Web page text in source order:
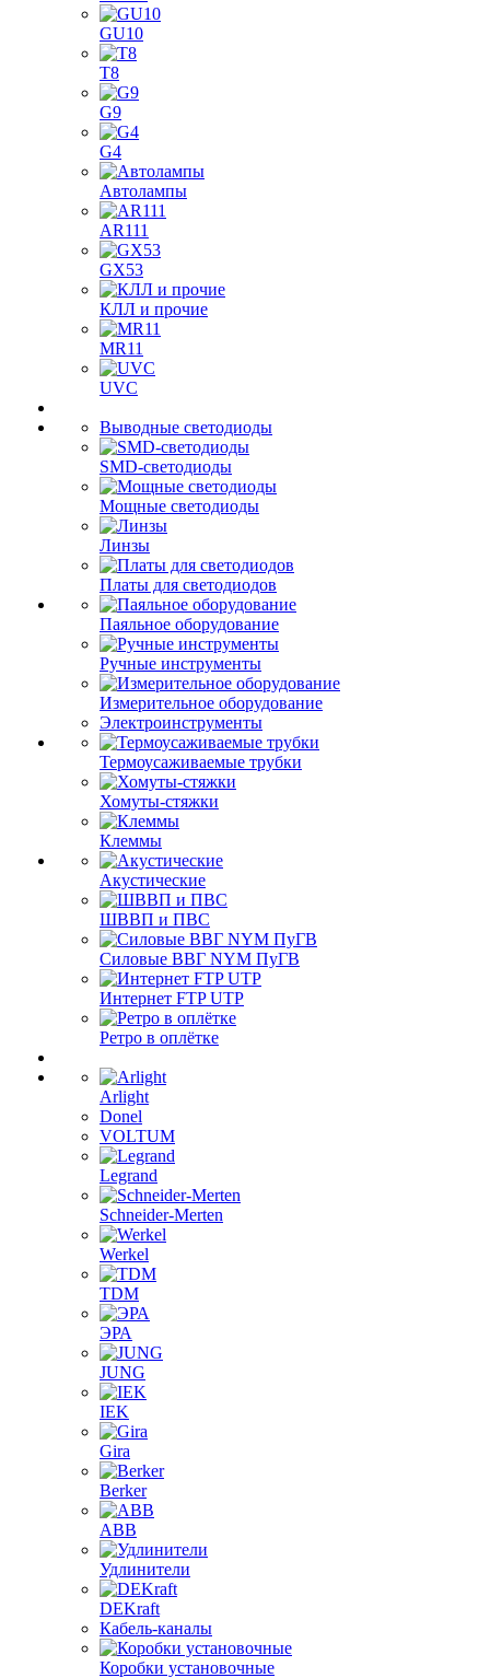
GU10
T8
G9
G4
Автолампы
AR111
GX53
КЛЛ и прочие
MR11
UVC
Выводные светодиоды
SMD-светодиоды
Мощные светодиоды
Линзы
Платы для светодиодов
Паяльное оборудование
Ручные инструменты
Измерительное оборудование
Электроинструменты
Термоусаживаемые трубки
Хомуты-стяжки
Клеммы
Акустические
ШВВП и ПВС
Силовые ВВГ NYM ПуГВ
Интернет FTP UTP
Ретро в оплётке
Arlight
Donel
VOLTUM
Legrand
Schneider-Merten
Werkel
TDM
ЭРА
JUNG
IEK
Gira
Berker
ABB
Удлинители
DEKraft
Кабель-каналы
Коробки установочные